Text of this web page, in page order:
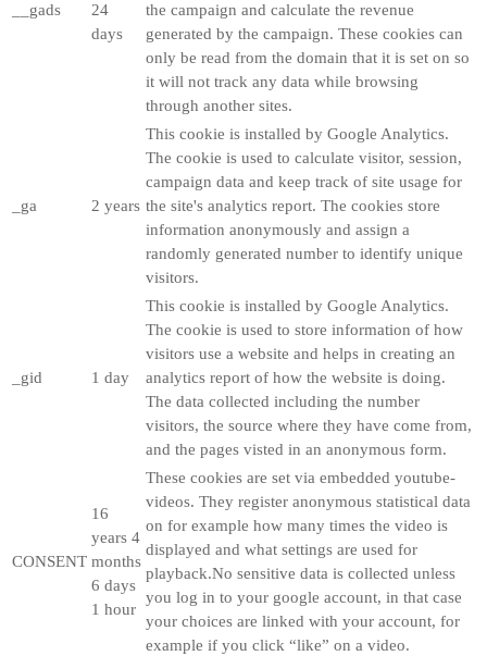
__gads
24
days
the campaign and calculate the revenue
generated by the campaign. These cookies can
only be read from the domain that it is set on so
it will not track any data while browsing
through another sites.
_ga 2 years
This cookie is installed by Google Analytics.
The cookie is used to calculate visitor, session,
campaign data and keep track of site usage for
the site's analytics report. The cookies store
information anonymously and assign a
randomly generated number to identify unique
visitors.
_gid 1 day
This cookie is installed by Google Analytics.
The cookie is used to store information of how
visitors use a website and helps in creating an
analytics report of how the website is doing.
The data collected including the number
visitors, the source where they have come from,
and the pages visted in an anonymous form.
CONSENT
16
years 4
months
6 days
1 hour
These cookies are set via embedded youtube-
videos. They register anonymous statistical data
on for example how many times the video is
displayed and what settings are used for
playback.No sensitive data is collected unless
you log in to your google account, in that case
your choices are linked with your account, for
example if you click “like” on a video.